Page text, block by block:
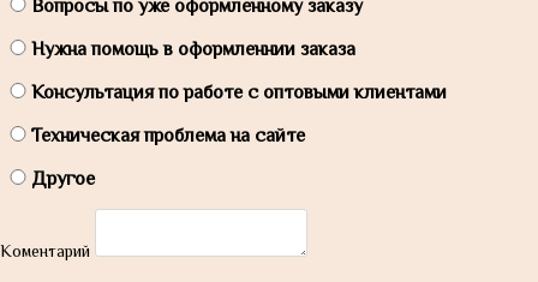
Вопросы по уже оформленному заказу
Нужна помощь в оформленнии заказа
Консультация по работе с оптовыми клиентами
Техническая проблема на сайте
Другое
Коментарий